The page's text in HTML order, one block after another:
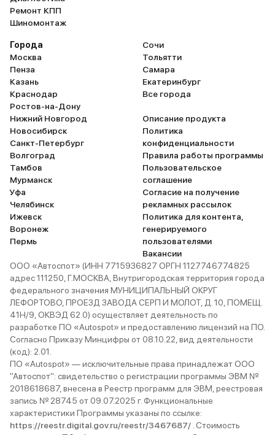
Ремонт КПП
Шиномонтаж
Города
Москва
Пенза
Казань
Краснодар
Ростов-на-Дону
Нижний Новгород
Новосибирск
Санкт-Петербург
Волгоград
Тамбов
Мурманск
Уфа
Челябинск
Ижевск
Воронеж
Пермь
Сочи
Тольятти
Самара
Екатеринбург
Все города
Описание продукта
Политика
конфиденциальности
Правила работы программы
Пользовательское
соглашение
Согласие на получение
рекламных рассылок
Политика для контента,
генерируемого
пользователями
Вакансии
ООО «Автоспот» (ИНН 7715936827 ОРГН 1127746774825
адрес 111250, Г.МОСКВА, Внутригородская территория города
федерального значения МУНИЦИПАЛЬНЫЙ ОКРУГ
ЛЕФОРТОВО, ПРОЕЗД ЗАВОДА СЕРП И МОЛОТ, Д. 10, ПОМЕЩ.
41Н/9, ОКВЭД 62.0) осуществляет деятельность по
разработке ПО «Autospot» и предоставлению лицензий на ПО.
Согласно Приказу Минцифры от 08.10.22, вид деятельности
(код): 2.01.
ПО «Autospot» — исключительные права принадлежат ООО
"Автоспот": свидетельство о регистрации программы ЭВМ №
2018618687, внесена в Реестр программ для ЭВМ, реестровая
запись № 28745 от 09.07.2025 г. Функциональные
характеристики Программы указаны по ссылке:
https://reestr.digital.gov.ru/reestr/3467687/ . Стоимость